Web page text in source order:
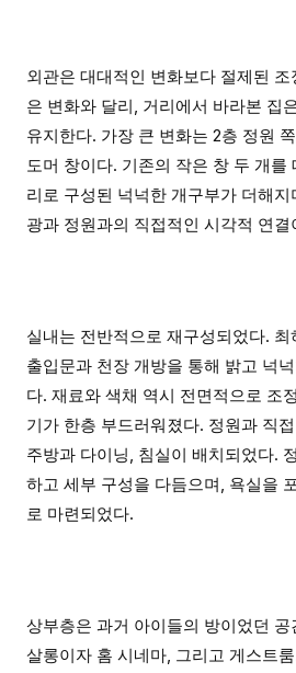
외관은 대대적인 변화보다 절제된
은 변화와 달리, 거리에서 바라본 집
유지한다. 가장 큰 변화는 2층 정원
도머 창이다. 기존의 작은 창 두 개를
리로 구성된 넉넉한 개구부가 더해
광과 정원과의 직접적인 시각적 연결
실내는 전반적으로 재구성되었다.
출입문과 천장 개방을 통해 밝고 넉
다. 재료와 색채 역시 전면적으로 조
기가 한층 부드러워졌다. 정원과 직
주방과 다이닝, 침실이 배치되었다.
하고 세부 구성을 다듬으며, 욕실을
로 마련되었다.
상부층은 과거 아이들의 방이었던
살롱이자 홈 시네마, 그리고 게스트